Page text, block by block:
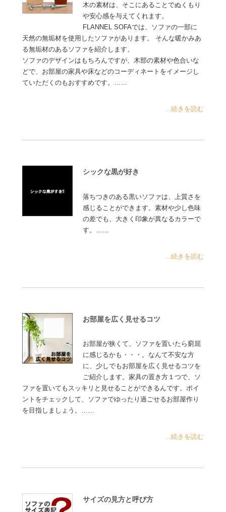
木の素材は、そこにあることでぬくもり
や安心感を与えてくれます。
FLANNEL SOFAでは、ソファの一部に
天然の無垢材を使用したソファがあります。 そんな暖かみあ
る無垢材のあるソファを紹介します。
ソファのデザインはもちろんですが、木部の素材や色合いな
どで、お部屋の家具や床などのコーディネートをイメージし
ていただくのもおすすめです。……
...続きを読む
シックな黒が好き
落ちつきのある黒いソファは、上質さを
感じることができます。素材や少し色味
の差でも、大きく印象が異なるカラーで
す。……
...続きを読む
お部屋を広く見せるコツ
お部屋が狭くて、ソファを置いたら窮屈
に感じるかも・・・。なんて不安な方
に、少しでもお部屋を広く見せるコツを
ご紹介します。家具の置き方１つで、ソ
ファを置いてもスッキリと見せることができるんです。ポイ
ントをチェックして、ソファでゆったり過ごせるお部屋作り
を目指しましょう。……
...続きを読む
サイズの見方と呼び方